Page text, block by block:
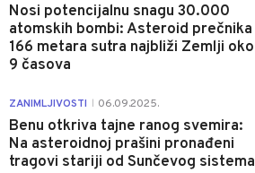
Nosi potencijalnu snagu 30.000
atomskih bombi: Asteroid prečnika
166 metara sutra najbliži Zemlji oko
9 časova
ZANIMLJIVOSTI 06.09.2025.
Benu otkriva tajne ranog svemira:
Na asteroidnoj prašini pronađeni
tragovi stariji od Sunčevog sistema